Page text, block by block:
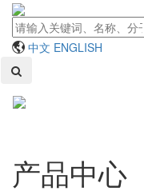
中文 ENGLISH
产品中心